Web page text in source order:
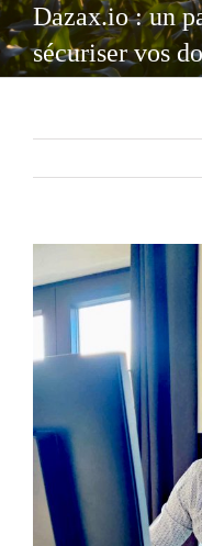
Dazax.io : un
sécuriser vos
Larger
Image